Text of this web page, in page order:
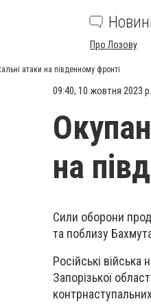
Про Лозову
атаки на південному фронті
09:40, 10 жовтня 2023 р.
на
Сили оборони
та поблизу
Російські війська
Запорізької